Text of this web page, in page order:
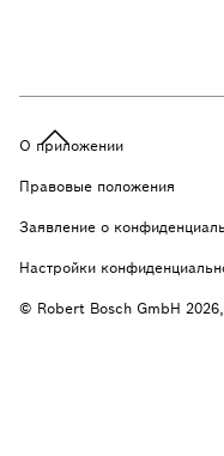
О приложении
Правовые положения
Заявление о
Настройки
© Robert Bosch GmbH